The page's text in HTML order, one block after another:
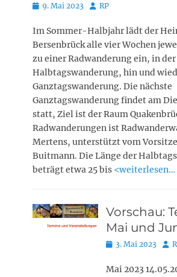
Posted
9. Mai 2023 Autor
RP
Im Sommer-Halbjahr lädt der
Bersenbrück alle vier Wochen
zu einer Radwanderung ein, in der
Halbtagswanderung, hin und
Ganztagswanderung. Die nächste
Ganztagswanderung findet am
statt, Ziel ist der Raum
Radwanderungen ist
Mertens, unterstützt vom
Buitmann. Die Länge der
beträgt etwa 25 bis <weiterlesen…
Vorschau:
Mai und
Posted
3. Mai 2023
Mai 2023